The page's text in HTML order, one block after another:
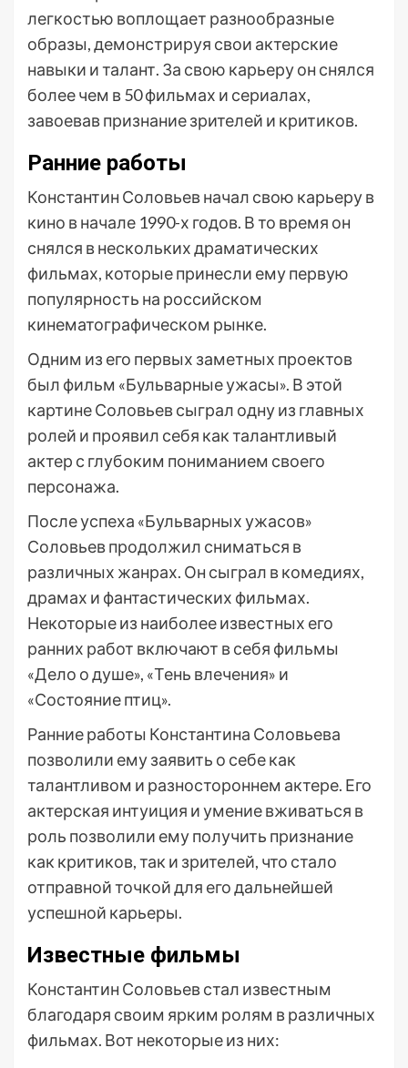
легкостью воплощает разнообразные
образы, демонстрируя свои актерские
навыки и талант. За свою карьеру он снялся
более чем в 50 фильмах и сериалах,
завоевав признание зрителей и критиков.
Ранние работы
Константин Соловьев начал свою карьеру в
кино в начале 1990-х годов. В то время он
снялся в нескольких драматических
фильмах, которые принесли ему первую
популярность на российском
кинематографическом рынке.
Одним из его первых заметных проектов
был фильм «Бульварные ужасы». В этой
картине Соловьев сыграл одну из главных
ролей и проявил себя как талантливый
актер с глубоким пониманием своего
персонажа.
После успеха «Бульварных ужасов»
Соловьев продолжил сниматься в
различных жанрах. Он сыграл в комедиях,
драмах и фантастических фильмах.
Некоторые из наиболее известных его
ранних работ включают в себя фильмы
«Дело о душе», «Тень влечения» и
«Состояние птиц».
Ранние работы Константина Соловьева
позволили ему заявить о себе как
талантливом и разностороннем актере. Его
актерская интуиция и умение вживаться в
роль позволили ему получить признание
как критиков, так и зрителей, что стало
отправной точкой для его дальнейшей
успешной карьеры.
Известные фильмы
Константин Соловьев стал известным
благодаря своим ярким ролям в различных
фильмах. Вот некоторые из них: